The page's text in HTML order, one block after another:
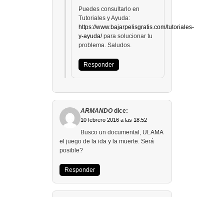
Puedes consultarlo en
Tutoriales y Ayuda:
https://www.bajarpelisgratis.com/tutoriales-
y-ayuda/para solucionar tu
problema. Saludos.
Responder
ARMANDO dice:
10 febrero 2016 a las 18:52
Busco un documental, ULAMA
el juego de la ida y la muerte. Será
posible?
Responder